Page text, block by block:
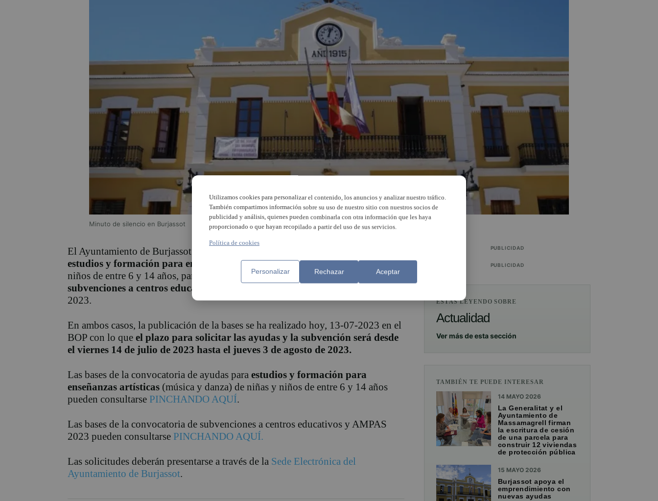
Minuto de silencio en Burjassot
El Ayuntamiento de Burjassot ha publicado la convocatoria
estudios y formación para enseñanzas artísticas(música y danza) de niñas y
niños de entre 6 y 14 años, para el ejercicio 2023y la convocatoria de
subvenciones a centros educativos y AMPAS
2023.
En ambos casos, la publicación de la bases se ha realizado hoy, 13-07-2023 en el
BOP con lo que el plazo para solicitar las ayudas y la subvención será desde
el viernes 14 de julio de 2023 hasta el jueves 3 de agosto de 2023.
Las bases de la convocatoria de ayudas para estudios y formación para
enseñanzas artísticas (música y danza) de niñas y niños de entre 6 y 14 años
pueden consultarse PINCHANDO AQUÍ.
Las bases de la convocatoria de subvenciones a centros educativos y AMPAS
2023 pueden consultarse PINCHANDO AQUÍ.
Las solicitudes deberán presentarse a través de la Sede Electrónica del
Ayuntamiento de Burjassot.
PUBLICIDAD
PUBLICIDAD
ESTÁS LEYENDO SOBRE
Actualidad
Ver más de esta sección
TAMBIÉN TE PUEDE INTERESAR
14 MAYO 2026
La Generalitat y el
Ayuntamiento de
Massamagrell firman
la escritura de cesión
de una parcela para
construir 12 viviendas
de protección pública
15 MAYO 2026
Burjassot apoya el
emprendimiento con
nuevas ayudas
Utilizamos cookies para personalizar el contenido, los anuncios y analizar nuestro tráfico.
También compartimos información sobre su uso de nuestro sitio con nuestros socios de
publicidad y análisis, quienes pueden combinarla con otra información que les haya
proporcionado o que hayan recopilado a partir del uso de sus servicios.
Política de cookies
Personalizar Rechazar Aceptar